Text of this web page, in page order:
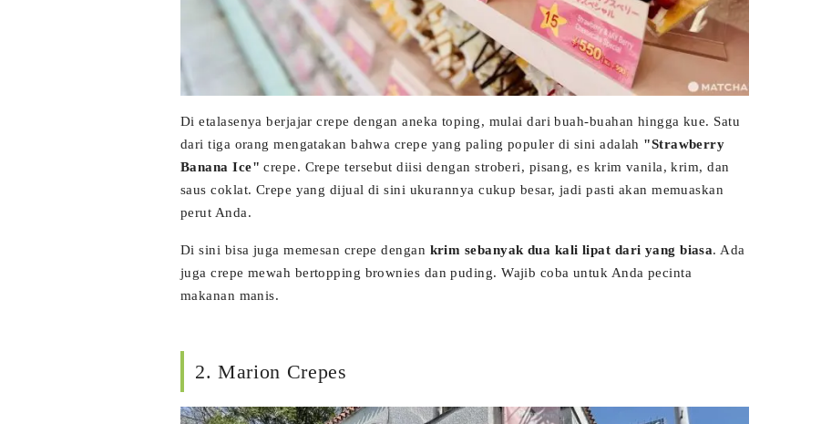
Di etalasenya berjajar crepe dengan aneka toping, mulai dari buah-buahan hingga kue. Satu
dari tiga orang mengatakan bahwa crepe yang paling populer di sini adalah "Strawberry
Banana Ice" crepe. Crepe tersebut diisi dengan stroberi, pisang, es krim vanila, krim, dan
saus coklat. Crepe yang dijual di sini ukurannya cukup besar, jadi pasti akan memuaskan
perut Anda.
Di sini bisa juga memesan crepe dengan krim sebanyak dua kali lipat dari yang biasa. Ada
juga crepe mewah bertopping brownies dan puding. Wajib coba untuk Anda pecinta
makanan manis.
2. Marion Crepes